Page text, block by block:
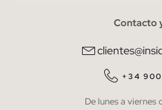
He leído y entiendo lapolítica
QUIERO
* Puedes cancelar la
Contacto
+34
De lunes a viernes